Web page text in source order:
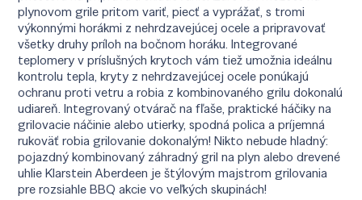
plynovom grile pritom variť, piecť a vyprážať, s tromi
výkonnými horákmi z nehrdzavejúcej ocele a pripravovať
všetky druhy príloh na bočnom horáku. Integrované
teplomery v príslušných krytoch vám tiež umožnia ideálnu
kontrolu tepla, kryty z nehrdzavejúcej ocele ponúkajú
ochranu proti vetru a robia z kombinovaného grilu dokonalú
udiareň. Integrovaný otvárač na fľaše, praktické háčiky na
grilovacie náčinie alebo utierky, spodná polica a príjemná
rukoväť robia grilovanie dokonalým! Nikto nebude hladný:
pojazdný kombinovaný záhradný gril na plyn alebo drevené
uhlie Klarstein Aberdeen je štýlovým majstrom grilovania
pre rozsiahle BBQ akcie vo veľkých skupinách!